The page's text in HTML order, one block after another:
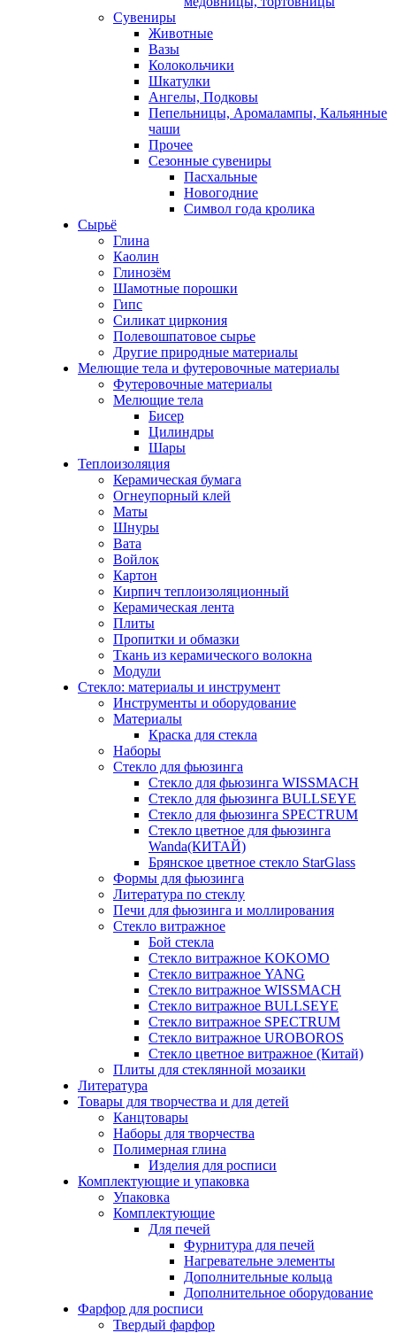
Сувениры
Животные
Вазы
Колокольчики
Шкатулки
Ангелы, Подковы
Пепельницы, Аромалампы, Кальянные
чаши
Прочее
Сезонные сувениры
Пасхальные
Новогодние
Символ года кролика
Сырьё
Глина
Каолин
Глинозём
Шамотные порошки
Гипс
Силикат циркония
Полевошпатовое сырье
Другие природные материалы
Мелющие тела и футеровочные материалы
Футеровочные материалы
Мелющие тела
Бисер
Цилиндры
Шары
Теплоизоляция
Керамическая бумага
Огнеупорный клей
Маты
Шнуры
Вата
Войлок
Картон
Кирпич теплоизоляционный
Керамическая лента
Плиты
Пропитки и обмазки
Ткань из керамического волокна
Модули
Стекло: материалы и инструмент
Инструменты и оборудование
Материалы
Краска для стекла
Наборы
Стекло для фьюзинга
Стекло для фьюзинга WISSMACH
Стекло для фьюзинга BULLSEYE
Стекло для фьюзинга SPECTRUM
Стекло цветное для фьюзинга
Wanda(КИТАЙ)
Брянское цветное стекло StarGlass
Формы для фьюзинга
Литература по стеклу
Печи для фьюзинга и моллирования
Стекло витражное
Бой стекла
Стекло витражное KOKOMO
Стекло витражное YANG
Стекло витражное WISSMACH
Стекло витражное BULLSEYE
Стекло витражное SPECTRUM
Стекло витражное UROBOROS
Стекло цветное витражное (Китай)
Плиты для стеклянной мозаики
Литература
Товары для творчества и для детей
Канцтовары
Наборы для творчества
Полимерная глина
Изделия для росписи
Комплектующие и упаковка
Упаковка
Комплектующие
Для печей
Фурнитура для печей
Нагревательне элементы
Дополнительные кольца
Дополнительное оборудование
Фарфор для росписи
Твердый фарфор